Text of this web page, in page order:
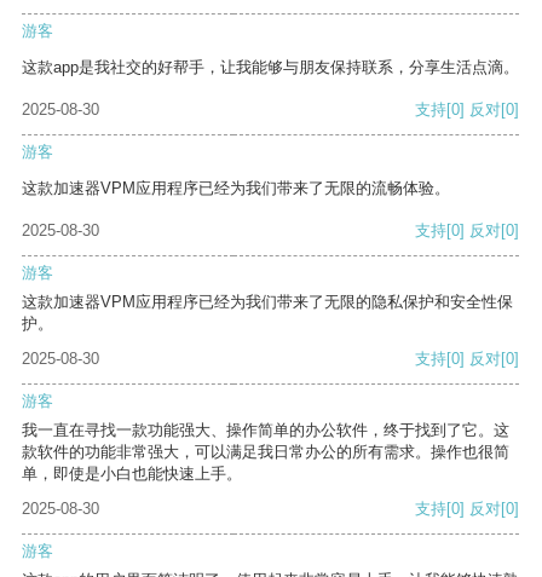
游客
这款app是我社交的好帮手，让我能够与朋友保持联系，分享生活点滴。
2025-08-30 支持[0] 反对[0]
游客
这款加速器VPM应用程序已经为我们带来了无限的流畅体验。
2025-08-30 支持[0] 反对[0]
游客
这款加速器VPM应用程序已经为我们带来了无限的隐私保护和安全性保
护。
2025-08-30
支持[0] 反对[0]
游客
我一直在寻找一款功能强大、操作简单的办公软件，终于找到了它。这
款软件的功能非常强大，可以满足我日常办公的所有需求。操作也很简
单，即使是小白也能快速上手。
2025-08-30
支持[0] 反对[0]
游客